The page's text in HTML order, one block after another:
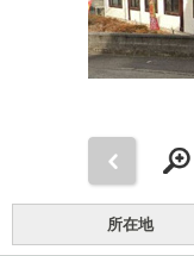
所在地